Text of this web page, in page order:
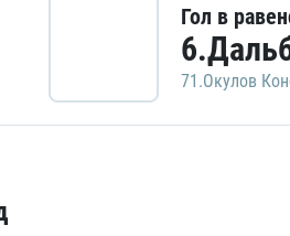
Гол в
71.Окулов